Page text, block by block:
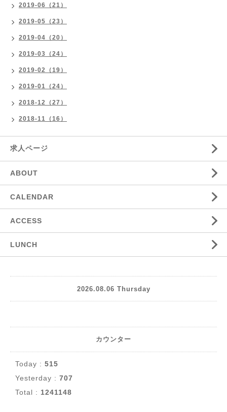
2019-06（21）
2019-05（23）
2019-04（20）
2019-03（24）
2019-02（19）
2019-01（24）
2018-12（27）
2018-11（16）
求人ページ
ABOUT
CALENDAR
ACCESS
LUNCH
2026.08.06 Thursday
カウンター
Today : 515
Yesterday : 707
Total : 1241148